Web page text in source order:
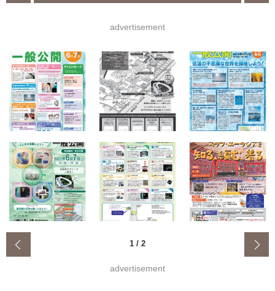
advertisement
1 / 2
advertisement